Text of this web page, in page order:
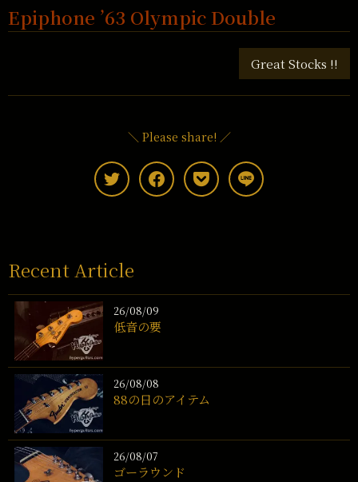
Epiphone ’63 Olympic Double
Great Stocks !!
＼ Please share! ／
Recent Article
26/08/09
低音の要
26/08/08
88の日のアイテム
26/08/07
ゴーラウンド